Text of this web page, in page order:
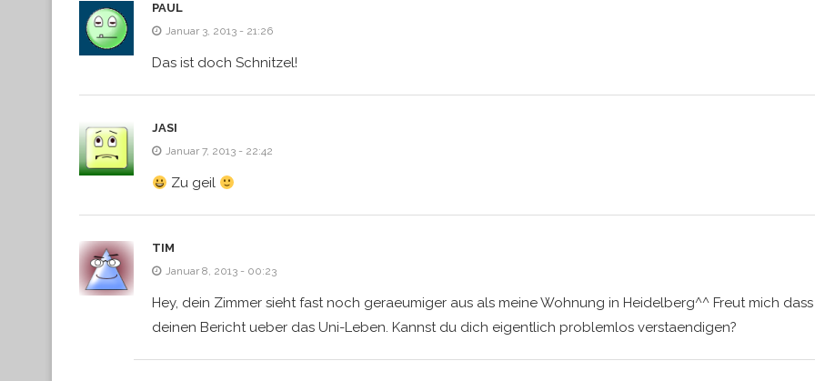
PAUL
Januar 3, 2013 - 21:26
Das ist doch Schnitzel!
JASI
Januar 7, 2013 - 22:42
Zu geil
TIM
Januar 8, 2013 - 00:23
Hey, dein Zimmer sieht fast noch geraeumiger aus als meine Wohnung in Heidelberg^^ Freut mich
deinen Bericht ueber das Uni-Leben. Kannst du dich eigentlich problemlos verstaendigen?